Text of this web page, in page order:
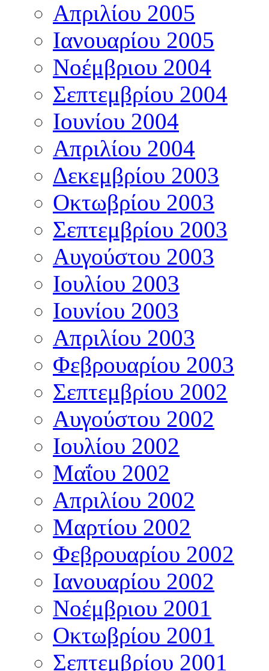
Απριλίου 2005
Ιανουαρίου 2005
Νοέμβριου 2004
Σεπτεμβρίου 2004
Ιουνίου 2004
Απριλίου 2004
Δεκεμβρίου 2003
Οκτωβρίου 2003
Σεπτεμβρίου 2003
Αυγούστου 2003
Ιουλίου 2003
Ιουνίου 2003
Απριλίου 2003
Φεβρουαρίου 2003
Σεπτεμβρίου 2002
Αυγούστου 2002
Ιουλίου 2002
Μαΐου 2002
Απριλίου 2002
Μαρτίου 2002
Φεβρουαρίου 2002
Ιανουαρίου 2002
Νοέμβριου 2001
Οκτωβρίου 2001
Σεπτεμβρίου 2001